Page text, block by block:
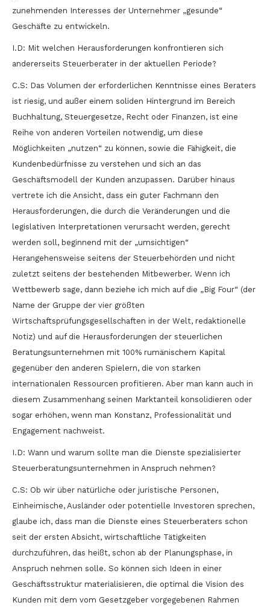
zunehmenden Interesses der Unternehmer „gesunde“
Geschäfte zu entwickeln.
I.D: Mit welchen Herausforderungen konfrontieren sich
andererseits Steuerberater in der aktuellen Periode?
C.S: Das Volumen der erforderlichen Kenntnisse eines Beraters
ist riesig, und außer einem soliden Hintergrund im Bereich
Buchhaltung, Steuergesetze, Recht oder Finanzen, ist eine
Reihe von anderen Vorteilen notwendig, um diese
Möglichkeiten „nutzen“ zu können, sowie die Fähigkeit, die
Kundenbedürfnisse zu verstehen und sich an das
Geschäftsmodell der Kunden anzupassen. Darüber hinaus
vertrete ich die Ansicht, dass ein guter Fachmann den
Herausforderungen, die durch die Veränderungen und die
legislativen Interpretationen verursacht werden, gerecht
werden soll, beginnend mit der „umsichtigen“
Herangehensweise seitens der Steuerbehörden und nicht
zuletzt seitens der bestehenden Mitbewerber. Wenn ich
Wettbewerb sage, dann beziehe ich mich auf die „Big Four“ (der
Name der Gruppe der vier größten
Wirtschaftsprüfungsgesellschaften in der Welt, redaktionelle
Notiz) und auf die Herausforderungen der steuerlichen
Beratungsunternehmen mit 100% rumänischem Kapital
gegenüber den anderen Spielern, die von starken
internationalen Ressourcen profitieren. Aber man kann auch in
diesem Zusammenhang seinen Marktanteil konsolidieren oder
sogar erhöhen, wenn man Konstanz, Professionalität und
Engagement nachweist.
I.D: Wann und warum sollte man die Dienste spezialisierter
Steuerberatungsunternehmen in Anspruch nehmen?
C.S: Ob wir über natürliche oder juristische Personen,
Einheimische, Ausländer oder potentielle Investoren sprechen,
glaube ich, dass man die Dienste eines Steuerberaters schon
seit der ersten Absicht, wirtschaftliche Tätigkeiten
durchzuführen, das heißt, schon ab der Planungsphase, in
Anspruch nehmen solle. So können sich Ideen in einer
Geschäftsstruktur materialisieren, die optimal die Vision des
Kunden mit dem vom Gesetzgeber vorgegebenen Rahmen